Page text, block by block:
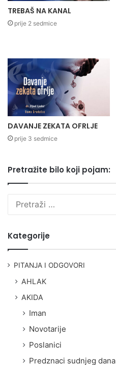
TREBAŠ NA KANAL
prije 2 sedmice
DAVANJE ZEKATA OFRLJE
prije 3 sedmice
Pretražite bilo koji pojam:
Kategorije
PITANJA I ODGOVORI
AHLAK
AKIDA
Iman
Novotarije
Poslanici
Predznaci sudnjeg dana